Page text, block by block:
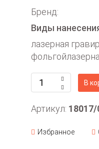
Бренд:
Виды
лазерная
В
Артикул: 18017/
Избранное